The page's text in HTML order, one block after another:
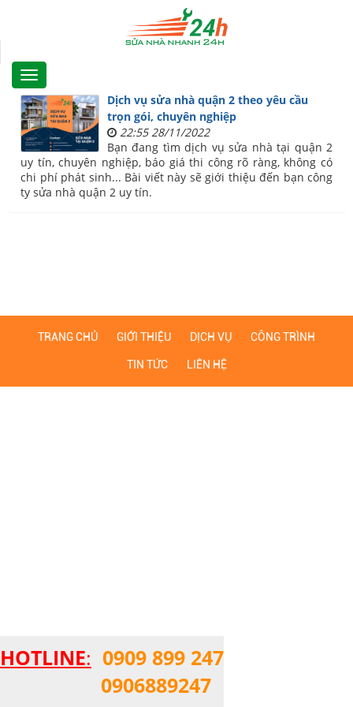
HOTLINE: 0909 899 247
0906889247
Dịch vụ sửa nhà quận 2 theo yêu cầu
trọn gói, chuyên nghiệp
22:55 28/11/2022
Bạn đang tìm dịch vụ sửa nhà tại quận 2
uy tín, chuyên nghiệp, báo giá thi công rõ ràng, không có
chi phí phát sinh... Bài viết này sẽ giới thiệu đến bạn công
ty sửa nhà quận 2 uy tín.
TRANG CHỦ GIỚI THIỆU DỊCH VỤ CÔNG TRÌNH
TIN TỨC LIÊN HỆ